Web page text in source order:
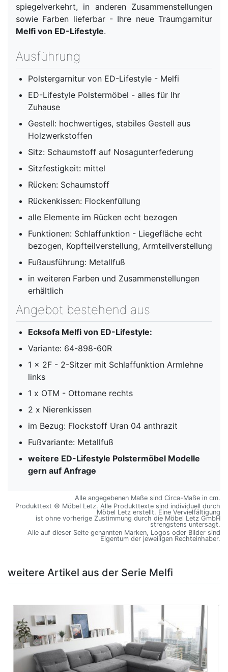
spiegelverkehrt, in anderen Zusammenstellungen
sowie Farben lieferbar - Ihre neue Traumgarnitur
Melfi von ED-Lifestyle.
Ausführung
Polstergarnitur von ED-Lifestyle - Melfi
ED-Lifestyle Polstermöbel - alles für Ihr
Zuhause
Gestell: hochwertiges, stabiles Gestell aus
Holzwerkstoffen
Sitz: Schaumstoff auf Nosagunterfederung
Sitzfestigkeit: mittel
Rücken: Schaumstoff
Rückenkissen: Flockenfüllung
alle Elemente im Rücken echt bezogen
Funktionen: Schlaffunktion - Liegefläche echt
bezogen, Kopfteilverstellung, Armteilverstellung
Fußausführung: Metallfuß
in weiteren Farben und Zusammenstellungen
erhältlich
Angebot bestehend aus
Ecksofa Melfi von ED-Lifestyle:
Variante: 64-898-60R
1 x 2F - 2-Sitzer mit Schlaffunktion Armlehne
links
1 x OTM - Ottomane rechts
2 x Nierenkissen
im Bezug: Flockstoff Uran 04 anthrazit
Fußvariante: Metallfuß
weitere ED-Lifestyle Polstermöbel Modelle
gern auf Anfrage
Alle angegebenen Maße sind Circa-Maße in cm.
Produkttext © Möbel Letz. Alle Produkttexte sind individuell durch
Möbel Letz erstellt. Eine Vervielfältigung
ist ohne vorherige Zustimmung durch die Möbel Letz GmbH
strengstens untersagt.
Alle auf dieser Seite genannten Marken, Logos oder Bilder sind
Eigentum der jeweiligen Rechteinhaber.
weitere Artikel aus der Serie Melfi